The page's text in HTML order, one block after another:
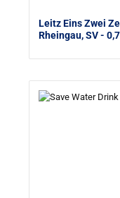
Leitz Eins Zwei
Rheingau, SV-